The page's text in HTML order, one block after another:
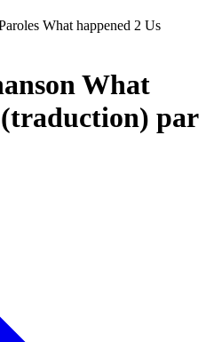
What happened 2 Us
What
(traduction) par